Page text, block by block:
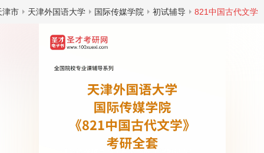
津市 天津外国语大学 国际传媒学院 初试辅导 821中国古代文学